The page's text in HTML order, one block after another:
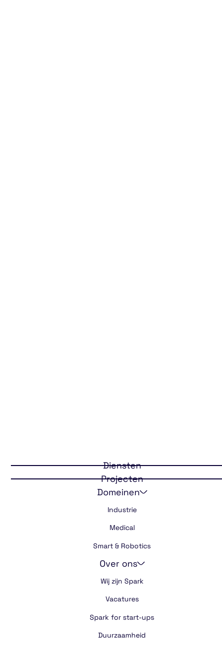
Diensten
Projecten
Domeinen
Industrie
Medical
Smart & Robotics
Over ons
Wij zijn Spark
Vacatures
Spark for start-ups
Duurzaamheid
met LEA